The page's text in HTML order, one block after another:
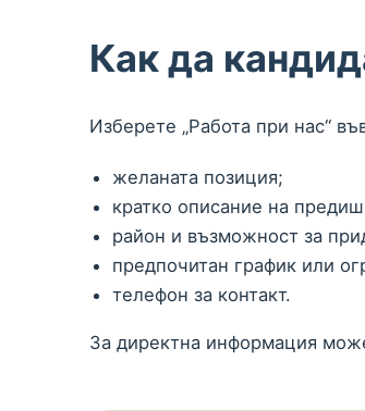
Как да
Изберете „Работа при нас“
желаната позиция;
кратко описание на
район и възможност за
предпочитан график или
телефон за контакт.
За директна информация